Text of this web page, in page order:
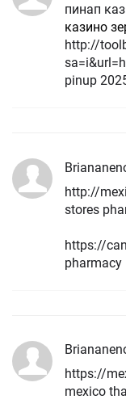
пинап
казино
http://
pinup
http://
stores
https://
pharmacy
https://
mexico